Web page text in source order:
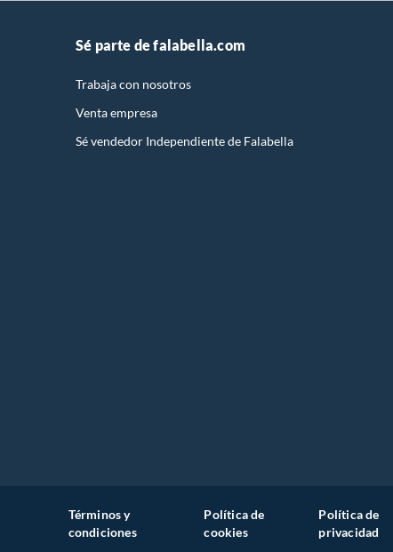
Sé parte de falabella.com
Trabaja con nosotros
Venta empresa
Sé vendedor Independiente de Falabella
Términos y
condiciones
Política de
cookies
Política de
privacidad